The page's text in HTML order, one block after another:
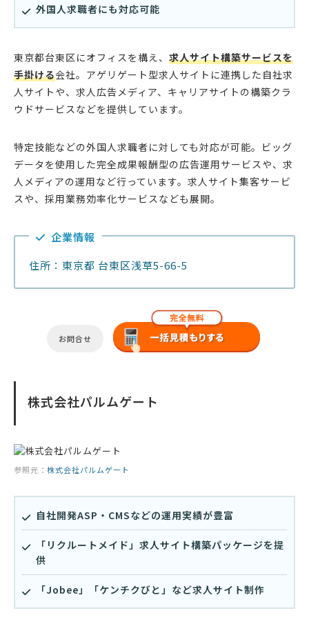
外国人求職者にも対応可能
東京都台東区にオフィスを構え、 求人サイト構築サービスを
手掛ける会社。アゲリゲート型求人サイトに連携した自社求
人サイトや、求人広告メディア、キャリアサイトの構築クラ
ウドサービスなどを提供しています。
特定技能などの外国人求職者に対しても対応が可能。ビッグ
データを使用した完全成果報酬型の広告運用サービスや、求
人メディアの運用など行っています。求人サイト集客サービ
スや、採用業務効率化サービスなども展開。
企業情報
住所：東京都 台東区浅草5-66-5
お問合せ
株式会社パルムゲート
参照元： 株式会社パルムゲート
自社開発ASP・CMSなどの運用実績が豊富
「リクルートメイド」求人サイト構築パッケージを提
供
「Jobee」「ケンチクびと」など求人サイト制作